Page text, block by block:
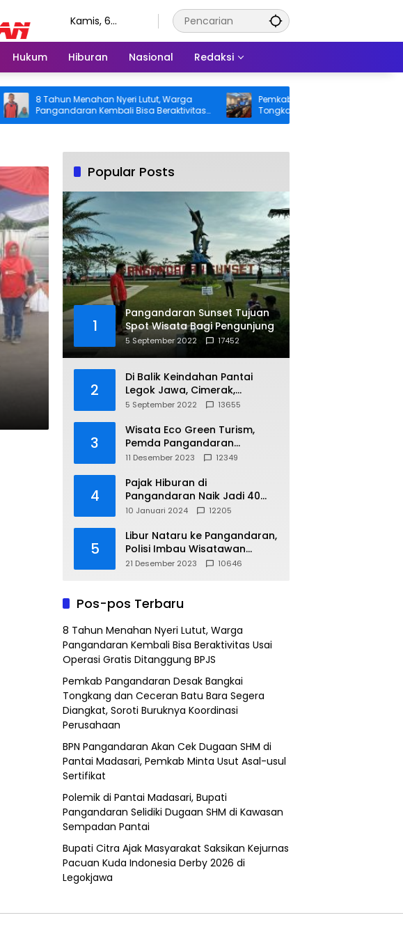
Kamis, 6
Hukum Hiburan Nasional Redaksi
8 Tahun Menahan Nyeri Lutut, Warga
Pangandaran Kembali Bisa Beraktivitas
Usai Operasi Gratis Ditanggung BPJS
Pemkab Pangandaran Desak Bangkai
Tongkang dan Ceceran Batu Bara
Segera Diangkat, Soroti Buruknya
Popular Posts
1
Pangandaran Sunset Tujuan
Spot Wisata Bagi Pengunjung
5 September 2022 17452
2
Di Balik Keindahan Pantai
Legok Jawa, Cimerak,
Pangandaran
5 September 2022 13655
3
Wisata Eco Green Turism,
Pemda Pangandaran
Gandeng PLN
11 Desember 2023 12349
4
Pajak Hiburan di
Pangandaran Naik Jadi 40
Persen
10 Januari 2024 12205
5
Libur Nataru ke Pangandaran,
Polisi Imbau Wisatawan
Gunakan Jalur Arteri
21 Desember 2023 10646
Pos-pos Terbaru
8 Tahun Menahan Nyeri Lutut, Warga
Pangandaran Kembali Bisa Beraktivitas Usai
Operasi Gratis Ditanggung BPJS
Pemkab Pangandaran Desak Bangkai
Tongkang dan Ceceran Batu Bara Segera
Diangkat, Soroti Buruknya Koordinasi
Perusahaan
BPN Pangandaran Akan Cek Dugaan SHM di
Pantai Madasari, Pemkab Minta Usut Asal-usul
Sertifikat
Polemik di Pantai Madasari, Bupati
Pangandaran Selidiki Dugaan SHM di Kawasan
Sempadan Pantai
Bupati Citra Ajak Masyarakat Saksikan Kejurnas
Pacuan Kuda Indonesia Derby 2026 di
Legokjawa